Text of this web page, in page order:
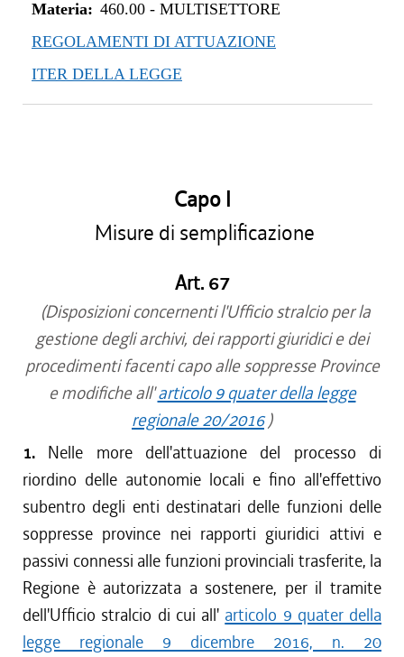
Materia: 460.00- MULTISETTORE
REGOLAMENTI DI ATTUAZIONE
ITER DELLA LEGGE
Capo I
Misure di semplificazione
Art. 67
(Disposizioni concernenti l'Ufficio stralcio per la
gestione degli archivi, dei rapporti giuridici e dei
procedimenti facenti capo alle soppresse Province
e modifiche all'articolo 9 quater della legge
regionale 20/2016)
1. Nelle more dell'attuazione del processo di
riordino delle autonomie locali e fino all'effettivo
subentro degli enti destinatari delle funzioni delle
soppresse province nei rapporti giuridici attivi e
passivi connessi alle funzioni provinciali trasferite, la
Regione è autorizzata a sostenere, per il tramite
dell'Ufficio stralcio di cui all' articolo 9 quater della
legge regionale 9 dicembre 2016, n. 20